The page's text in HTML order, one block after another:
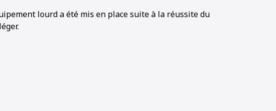
lourd a été mis en place suite à la réussite du